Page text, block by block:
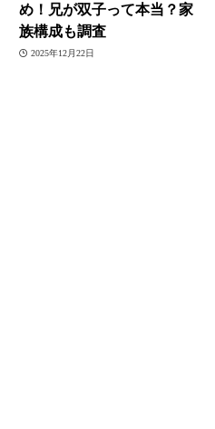
め！兄が双子って本当？家
族構成も調査
2025年12月22日